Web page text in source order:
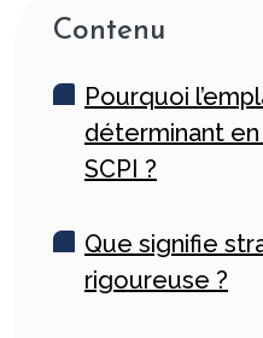
Contenu
Pourquoi
déterminant
SCPI ?
Que signifie
rigoureuse ?